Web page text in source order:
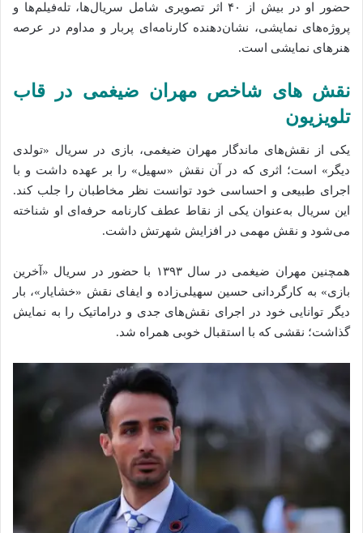
حضور او در بیش از ۴۰ اثر تصویری شامل سریال‌ها، تله‌فیلم‌ها و
پروژه‌های نمایشی، نشان‌دهنده کارنامه‌ای پربار و مداوم در عرصه
هنرهای نمایشی است.
نقش‌ های شاخص مهران ضیغمی در قاب
تلویزیون
یکی از نقش‌های ماندگار مهران ضیغمی، بازی در سریال «تولدی
دیگر» است؛ اثری که در آن نقش «سهیل» را بر عهده داشت و با
اجرای طبیعی و احساسی خود توانست نظر مخاطبان را جلب کند.
این سریال به‌عنوان یکی از نقاط عطف کارنامه حرفه‌ای او شناخته
می‌شود و نقش مهمی در افزایش شهرتش داشت.
همچنین مهران ضیغمی در سال ۱۳۹۳ با حضور در سریال «آخرین
بازی» به کارگردانی حسین سهیلی‌زاده و ایفای نقش «خشایار»، بار
دیگر توانایی خود در اجرای نقش‌های جدی و دراماتیک را به نمایش
گذاشت؛ نقشی که با استقبال خوبی همراه شد.